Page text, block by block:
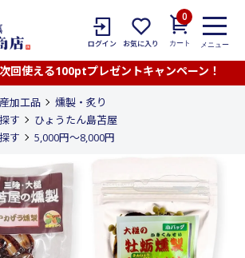
ログイン お気に入り
0
カート メニュー
回使える100ptプレゼントキャンペーン！
加工品
燻製・炙り
す
ひょうたん島苫屋
す 5,000円〜8,000円